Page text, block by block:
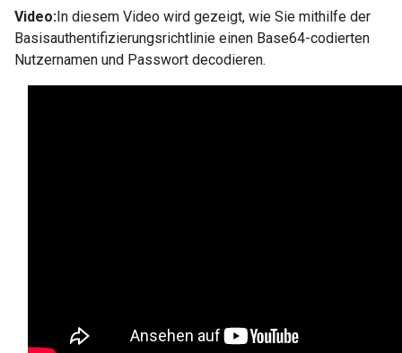
Video:In diesem Video wird gezeigt, wie Sie mithilfe der
Basisauthentifizierungsrichtlinie einen Base64-codierten
Nutzernamen und Passwort decodieren.